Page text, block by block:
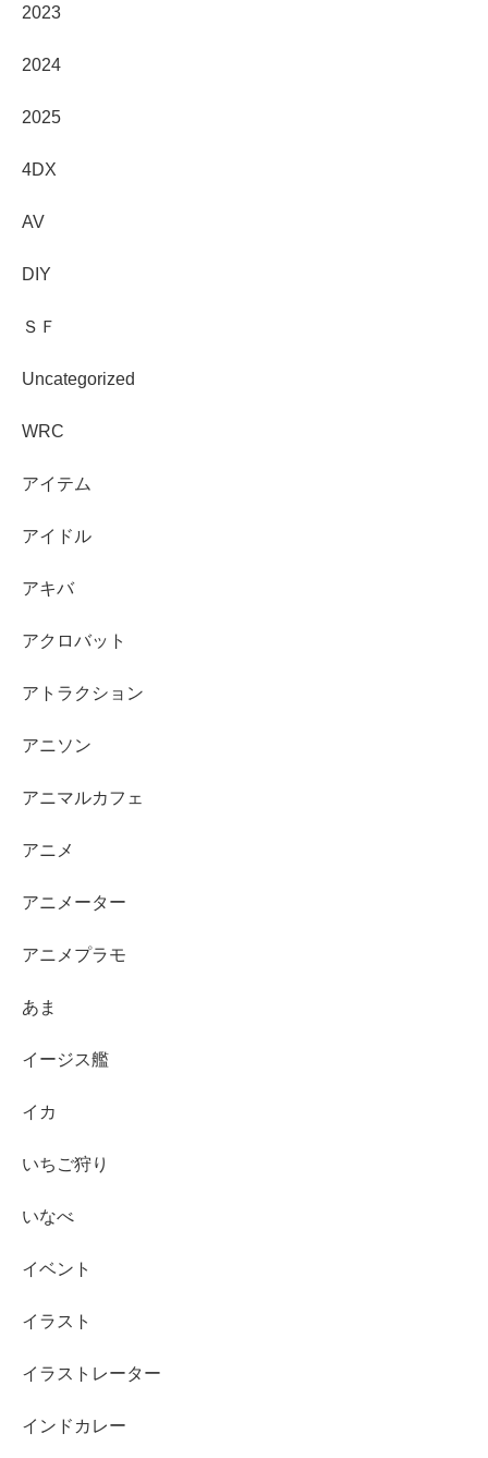
2023
2024
2025
4DX
AV
DIY
ＳＦ
Uncategorized
WRC
アイテム
アイドル
アキバ
アクロバット
アトラクション
アニソン
アニマルカフェ
アニメ
アニメーター
アニメプラモ
あま
イージス艦
イカ
いちご狩り
いなべ
イベント
イラスト
イラストレーター
インドカレー